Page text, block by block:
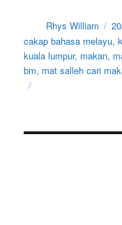
Author
Rhys William
on
cakap bahasa melayu,
kuala lumpur, makan,
bm, mat salleh cari